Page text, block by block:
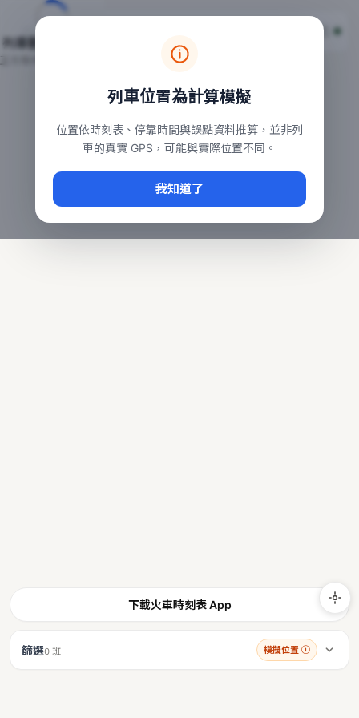
台鐵列車即時位置地圖
本頁顯示目前全台鐵運行中的列車位置，涵蓋自強、普悠瑪、
常用查詢：
、台中車站即時動態
台鐵即時動態
下載火車時刻表 App
篩選0 班 模擬位置 ⓘ
列車位置為計算模擬
位置依時刻表、停靠時間與誤點資料推算，並非列
車的真實 GPS，可能與實際位置不同。
我知道了
列車動態載入中…